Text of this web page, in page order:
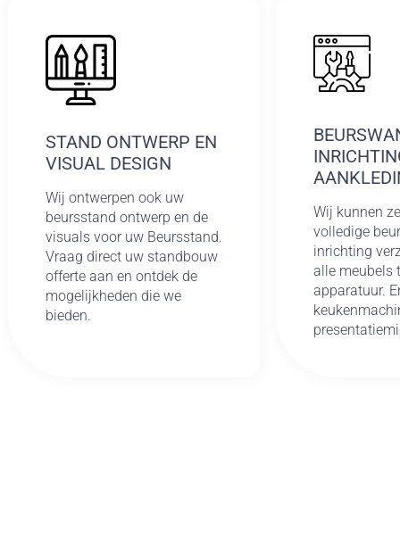
STAND ONTWERP EN
VISUAL DESIGN
Wij ontwerpen ook uw
beursstand ontwerp en de
visuals voor uw Beursstand.
Vraag direct uw standbouw
offerte aan en ontdek de
mogelijkheden die we
bieden.
Wij kunnen
volledige
inrichting
alle meubels
apparatuur.